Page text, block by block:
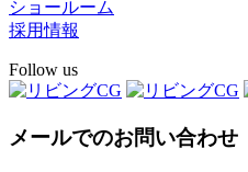
ショールーム
採用情報
Follow us
メールでのお問い合わせ